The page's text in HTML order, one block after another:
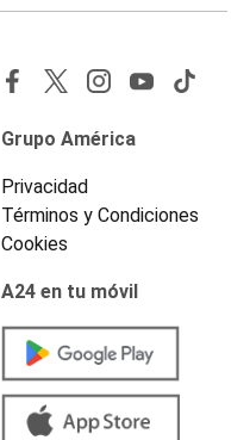
Grupo América
Privacidad
Términos y Condiciones
Cookies
A24 en tu móvil